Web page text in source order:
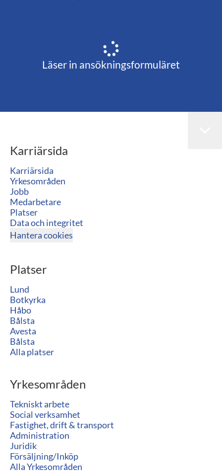
Läser in ansökningsformuläret
Karriärsida
Karriärsida
Yrkesområden
Jobb
Medarbetare
Platser
Data och integritet
Hantera cookies
Platser
Lund
Botkyrka
Håbo
Bålsta
Avesta
Bålsta
Alla platser
Yrkesområden
Tekniskt arbete
Social verksamhet
Fastighet, drift & transport
Administration
Juridik
Försäljning/Inköp
Alla Yrkesområden